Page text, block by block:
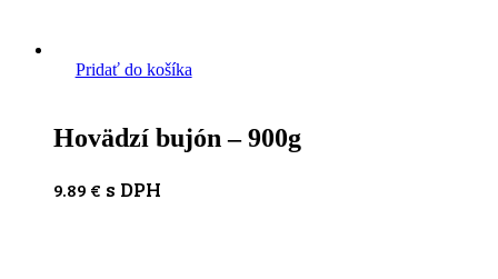
Pridať do košíka
Hovädzí bujón – 900g
9.89 € s DPH